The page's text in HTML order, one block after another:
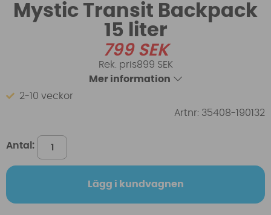
Mystic Transit Backpack
15 liter
799SEK
899 SEK
Mer information
2-10 veckor
Artnr: 35408-190132
Antal:
Lägg i kundvagnen